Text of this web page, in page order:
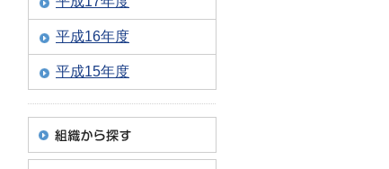
平成16年度
平成15年度